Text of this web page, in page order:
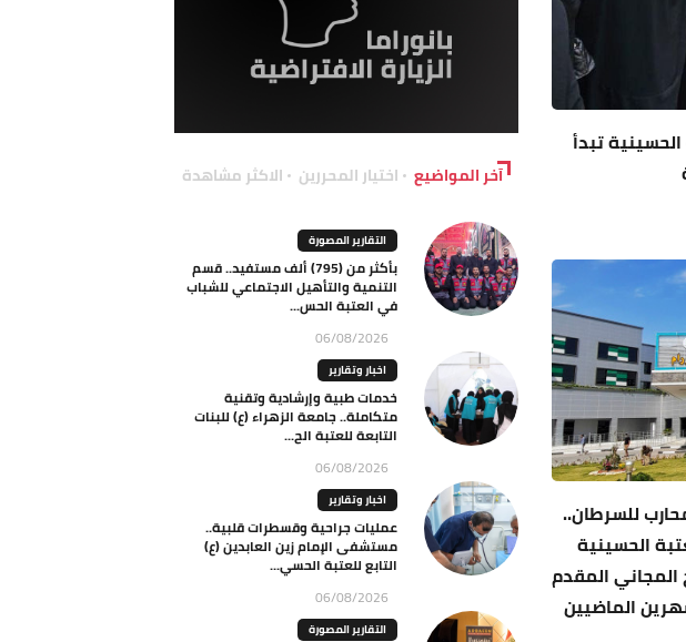
تبدأ
أكثر من (1000) محارب للسرطان..
الحسينية
المجاني المقدم
آخر المواضيع اختيار المحررين الاكثر مشاهدة
التقارير المصورة
بأكثر من (795) ألف مستفيد.. قسم
التنمية والتأهيل الاجتماعي للشباب
في العتبة الحس...
06/08/2026
اخبار وتقارير
خدمات طبية وإرشادية وتقنية
متكاملة.. جامعة الزهراء (ع) للبنات
التابعة للعتبة الح...
06/08/2026
اخبار وتقارير
عمليات جراحية وقسطرات قلبية..
مستشفى الإمام زين العابدين (ع)
التابع للعتبة الحسي...
06/08/2026
التقارير المصورة